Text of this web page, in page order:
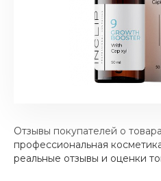
Отзывы покупателей о
профессиональная
реальные отзывы и оценки